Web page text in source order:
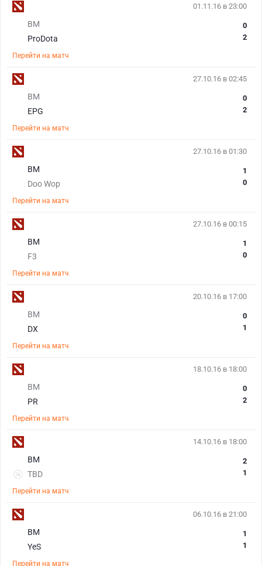
01.11.16 в 23:00
BM
ProDota
0
2
Перейти на матч
27.10.16 в 02:45
BM
EPG
0
2
Перейти на матч
27.10.16 в 01:30
BM
Doo Wop
1
0
Перейти на матч
27.10.16 в 00:15
BM
F3
1
0
Перейти на матч
20.10.16 в 17:00
BM
DX
0
1
Перейти на матч
18.10.16 в 18:00
BM
PR
0
2
Перейти на матч
14.10.16 в 18:00
BM
TBD
2
1
Перейти на матч
06.10.16 в 21:00
BM
YeS
1
1
Перейти на матч